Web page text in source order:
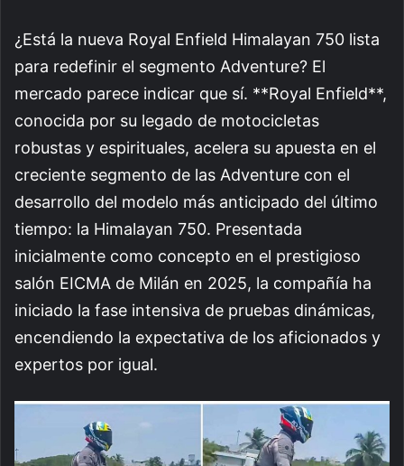
¿Está la nueva Royal Enfield Himalayan 750 lista
para redefinir el segmento Adventure? El
mercado parece indicar que sí. **Royal Enfield**,
conocida por su legado de motocicletas
robustas y espirituales, acelera su apuesta en el
creciente segmento de las Adventure con el
desarrollo del modelo más anticipado del último
tiempo: la Himalayan 750. Presentada
inicialmente como concepto en el prestigioso
salón EICMA de Milán en 2025, la compañía ha
iniciado la fase intensiva de pruebas dinámicas,
encendiendo la expectativa de los aficionados y
expertos por igual.